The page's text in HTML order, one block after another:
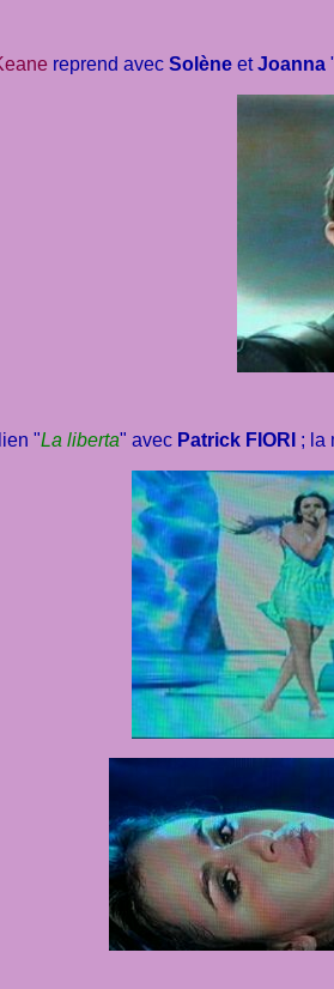
reprend avec Solène etJoanna
"La liberta" avec Patrick FIORI ; la